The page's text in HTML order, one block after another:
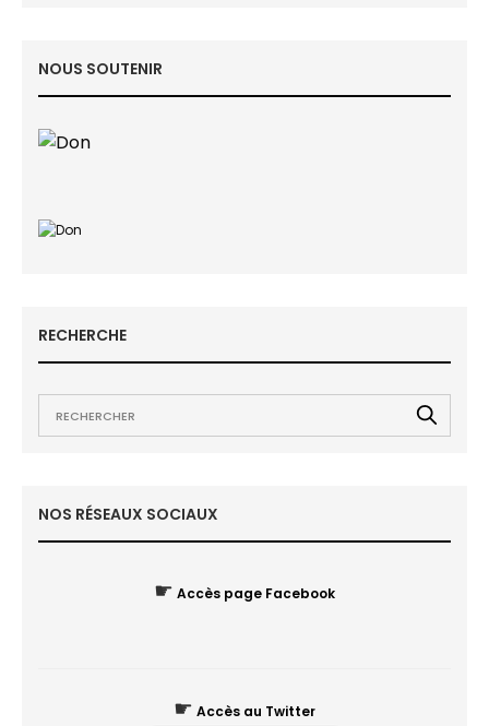
NOUS SOUTENIR
RECHERCHE
NOS RÉSEAUX SOCIAUX
☛ Accès page Facebook
☛ Accès au Twitter